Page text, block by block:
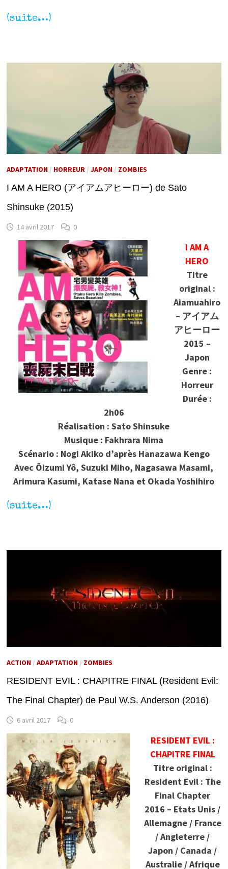
(suite…)
ADAPTATION/ HORREUR/ JAPON/ ZOMBIES
I AM A HERO (アイアムアヒーロー) de Sato
Shinsuke (2015)
14 avril 2017 0
I AM A
HERO
Titre
original :
Aiamuahiro
– アイアム
アヒーロー
2015 –
Japon
Genre :
Horreur
Durée :
2h06
Réalisation : Sato Shinsuke
Musique : Fakhrara Nima
Scénario : Nogi Akiko d’après Hanazawa Kengo
Avec Ôizumi Yô, Suzuki Miho, Nagasawa Masami,
Arimura Kasumi, Katase Nana et Okada Yoshihiro
(suite…)
ACTION/ ADAPTATION/ ZOMBIES
RESIDENT EVIL : CHAPITRE FINAL (Resident Evil:
The Final Chapter) de Paul W.S. Anderson (2016)
6 avril 2017 0
RESIDENT EVIL :
CHAPITRE FINAL
Titre original :
Resident Evil : The
Final Chapter
2016 – Etats Unis /
Allemagne / France
/ Angleterre /
Japon / Canada /
Australie / Afrique